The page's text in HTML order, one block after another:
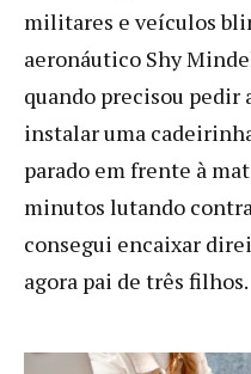
militares e veículos
aeronáutico Shy
quando precisou pedir
instalar uma
parado em frente à
minutos lutando
consegui encaixar
agora pai de três filhos.